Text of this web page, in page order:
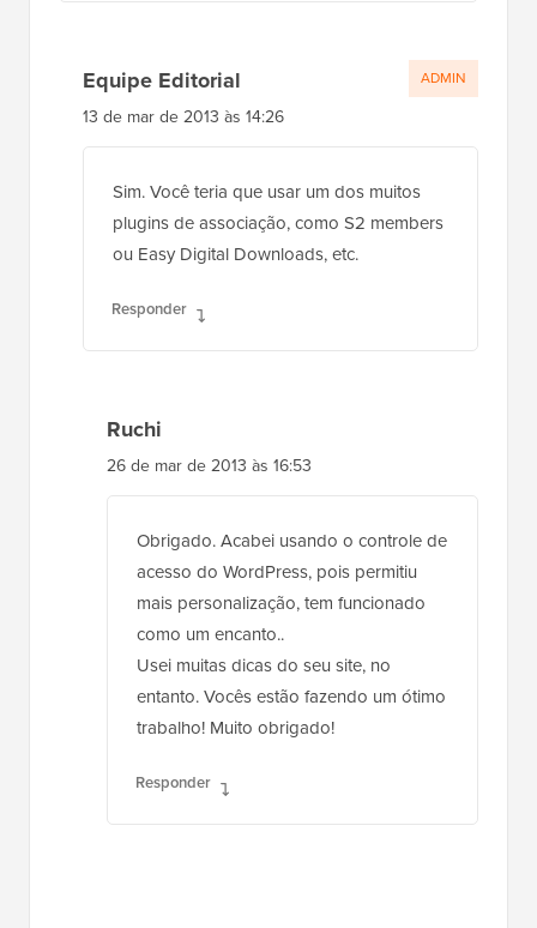
Equipe Editorial
13 de mar de 2013 às 14:26
Sim. Você teria que usar um dos muitos
plugins de associação, como S2 members
ou Easy Digital Downloads, etc.
Responder
ADMIN
Ruchi
26 de mar de 2013 às 16:53
Obrigado. Acabei usando o controle de
acesso do WordPress, pois permitiu
mais personalização, tem funcionado
como um encanto..
Usei muitas dicas do seu site, no
entanto. Vocês estão fazendo um ótimo
trabalho! Muito obrigado!
Responder